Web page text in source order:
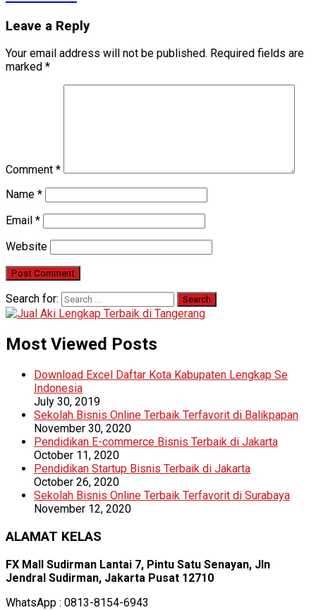
Leave a Reply
Your email address will not be published. Required fields are
marked *
Comment *
Name *
Email *
Website
Search for:
Most Viewed Posts
Download Excel Daftar Kota Kabupaten Lengkap Se
Indonesia
July 30, 2019
Sekolah Bisnis Online Terbaik Terfavorit di Balikpapan
November 30, 2020
Pendidikan E-commerce Bisnis Terbaik di Jakarta
October 11, 2020
Pendidikan Startup Bisnis Terbaik di Jakarta
October 26, 2020
Sekolah Bisnis Online Terbaik Terfavorit di Surabaya
November 12, 2020
ALAMAT KELAS
FX Mall Sudirman Lantai 7, Pintu Satu Senayan, Jln
Jendral Sudirman, Jakarta Pusat 12710
WhatsApp : 0813-8154-6943